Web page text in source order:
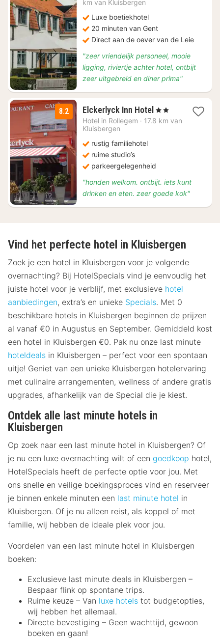
km van Kluisbergen
Luxe boetiekhotel
20 minuten van Gent
Direct aan de oever van de Leie
"zeer vriendelijk personeel, mooie
ligging, riviertje achter hotel, ontbijt
zeer uitgebreid en diner prima"
8.2 Elckerlyck Inn Hotel 1
nacht
, 2 Sterren
Hotel in Rollegem · 17.8 km van
Kluisbergen
rustig familiehotel
ruime studio’s
parkeergelegenheid
"honden welkom. ontbijt. iets kunt
drinken en eten. zeer goede kok"
Vind het perfecte hotel in Kluisbergen
Zoek je een hotel in Kluisbergen voor je volgende
overnachting? Bij HotelSpecials vind je eenvoudig het
juiste hotel voor je verblijf, met exclusieve hotel
aanbiedingen, extra’s en unieke Specials. Met 0
beschikbare hotels in Kluisbergen beginnen de prijzen
al vanaf €0 in Augustus en September. Gemiddeld kost
een hotel in Kluisbergen €0. Pak nu onze last minute
hoteldeals in Kluisbergen – perfect voor een spontaan
uitje! Geniet van een unieke Kluisbergen hotelervaring
met culinaire arrangementen, wellness of andere gratis
upgrades, afhankelijk van de Special die je kiest.
Ontdek alle last minute hotels in
Kluisbergen
Op zoek naar een last minute hotel in Kluisbergen? Of
je nu een luxe overnachting wilt of een goedkoop hotel,
HotelSpecials heeft de perfecte optie voor jou. Met
ons snelle en veilige boekingsproces vind en reserveer
je binnen enkele minuten een last minute hotel in
Kluisbergen. Of je nu alleen reist, als koppel of met
familie, wij hebben de ideale plek voor jou.
Voordelen van een last minute hotel in Kluisbergen
boeken:
Exclusieve last minute deals in Kluisbergen –
Bespaar flink op spontane trips.
Ruime keuze – Van luxe hotels tot budgetopties,
wij hebben het allemaal.
Directe bevestiging – Geen wachttijd, gewoon
boeken en gaan!